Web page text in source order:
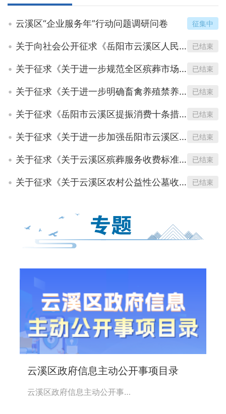
云溪区“企业服务年”行动问题调研问卷 征集中
关于向社会公开征求《岳阳市云溪区人民政府关于划定全区禁止开垦陡坡地范围的公告》（征求意见稿）意见的通知 已结束
关于征求《关于进一步规范全区殡葬市场秩序的实施意见》《岳阳市云溪区惠民殡葬实施办法》《岳阳市云溪区人民政府关于进一步规范云溪中心城区治丧活动秩序的通告》（征求意见稿）意见建议的公告 已结束
关于征求《关于进一步明确畜禽养殖禁养区和限养区划分范围的通知》（征求意见稿）意见建议的公告 已结束
关于征求《岳阳市云溪区提振消费十条措施》（征求意见稿）意见建议的公告 已结束
关于征求《关于进一步加强岳阳市云溪区长江流域重点水域禁捕禁钓的通告》（征求意见稿）意见建议的公告 已结束
关于征求《关于云溪区殡葬服务收费标准及有关事项的通知》（征求意见稿）意见建议的公告 已结束
关于征求《关于云溪区农村公益性公墓收费标准及有关事项的通知》（征求意见稿）意见建议的公告 已结束
云溪区政府信息主动公开事项目录
云溪区政府信息主动公开事…